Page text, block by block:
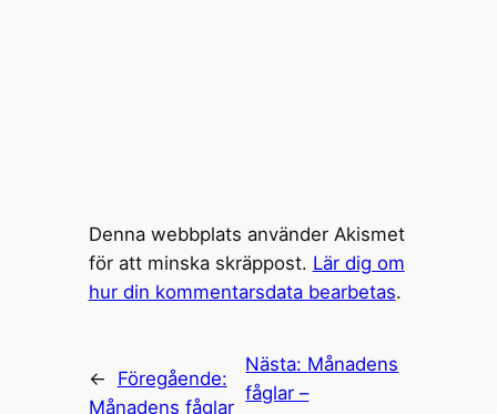
Denna webbplats använder Akismet
för att minska skräppost. Lär dig om
hur din kommentarsdata bearbetas.
←
Föregående:
Månadens fåglar
Nästa: Månadens
fåglar –